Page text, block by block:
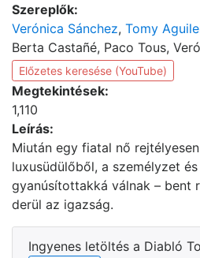
Szereplők:
Verónica Sánchez, Tomy
Berta Castañé, Paco Tous,
Előzetes keresése (YouTube)
Megtekintések:
1,110
Leírás:
Miután egy fiatal nő
luxusüdülőből, a személyzet
gyanúsítottakká válnak – bent
derül az igazság.
Ingyenes letöltés a Diabló